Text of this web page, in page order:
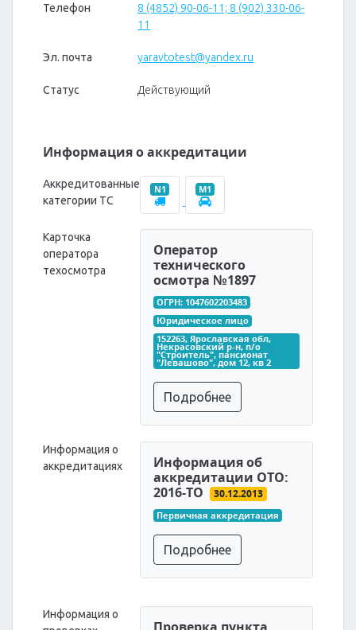
Телефон
8 (4852) 90-06-11; 8 (902) 330-06-
11
Эл. почта yaravtotest@yandex.ru
Статус Действующий
Информация о аккредитации
Аккредитованные
категории ТС
N1 M1
Карточка
оператора
техосмотра
Оператор
технического
осмотра №1897
ОГРН: 1047602203483
Юридическое лицо
152263, Ярославская обл,
Некрасовский р-н, п/о
"Строитель", пансионат
"Левашово", дом 12, кв 2
Подробнее
Информация о
аккредитациях
Информация об
аккредитации ОТО:
2016-ТО
30.12.2013
Первичная аккредитация
Подробнее
Информация о